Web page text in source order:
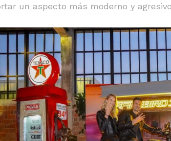
un aspecto más moderno y